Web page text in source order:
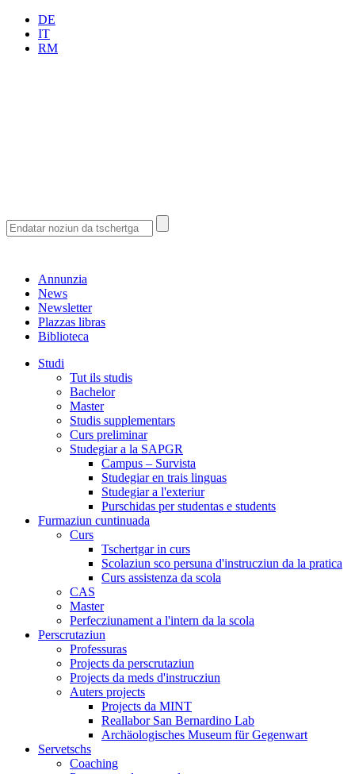
DE
IT
RM
Annunzia
News
Newsletter
Plazzas libras
Biblioteca
Studi
Tut ils studis
Bachelor
Master
Studis supplementars
Curs preliminar
Studegiar a la SAPGR
Campus – Survista
Studegiar en trais linguas
Studegiar a l'exteriur
Purschidas per studentas e students
Furmaziun cuntinuada
Curs
Tschertgar in curs
Scolaziun sco persuna d'instrucziun da la pratica
Curs assistenza da scola
CAS
Master
Perfecziunament a l'intern da la scola
Perscrutaziun
Professuras
Projects da perscrutaziun
Projects da meds d'instrucziun
Auters projects
Projects da MINT
Reallabor San Bernardino Lab
Archäologisches Museum für Gegenwart
Servetschs
Coaching